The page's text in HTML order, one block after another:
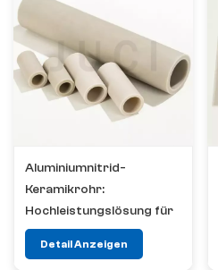
Aluminiumnitrid-
Keramikrohr:
Hochleistungslösung für
zahlreiche Branchen​
Detail Anzeigen